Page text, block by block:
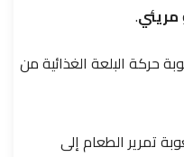
مريئي.
حركة البلعة الغذائية من
تمرير الطعام إلى